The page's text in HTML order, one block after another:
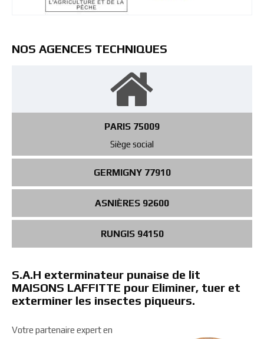
NOS AGENCES TECHNIQUES
PARIS 75009
Siège social
GERMIGNY 77910
ASNIÈRES 92600
RUNGIS 94150
S.A.H exterminateur punaise de lit
MAISONS LAFFITTE pour Eliminer, tuer et
exterminer les insectes piqueurs.
Votre partenaire expert en